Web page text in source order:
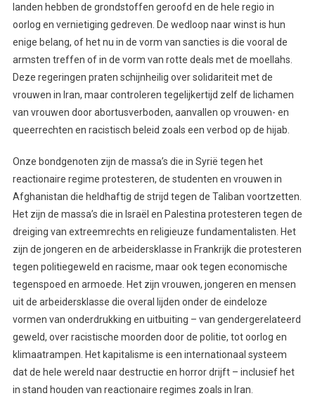
landen hebben de grondstoffen geroofd en de hele regio in
oorlog en vernietiging gedreven. De wedloop naar winst is hun
enige belang, of het nu in de vorm van sancties is die vooral de
armsten treffen of in de vorm van rotte deals met de moellahs.
Deze regeringen praten schijnheilig over solidariteit met de
vrouwen in Iran, maar controleren tegelijkertijd zelf de lichamen
van vrouwen door abortusverboden, aanvallen op vrouwen- en
queerrechten en racistisch beleid zoals een verbod op de hijab.
Onze bondgenoten zijn de massa’s die in Syrië tegen het
reactionaire regime protesteren, de studenten en vrouwen in
Afghanistan die heldhaftig de strijd tegen de Taliban voortzetten.
Het zijn de massa’s die in Israël en Palestina protesteren tegen de
dreiging van extreemrechts en religieuze fundamentalisten. Het
zijn de jongeren en de arbeidersklasse in Frankrijk die protesteren
tegen politiegeweld en racisme, maar ook tegen economische
tegenspoed en armoede. Het zijn vrouwen, jongeren en mensen
uit de arbeidersklasse die overal lijden onder de eindeloze
vormen van onderdrukking en uitbuiting – van gendergerelateerd
geweld, over racistische moorden door de politie, tot oorlog en
klimaatrampen. Het kapitalisme is een internationaal systeem
dat de hele wereld naar destructie en horror drijft – inclusief het
in stand houden van reactionaire regimes zoals in Iran.